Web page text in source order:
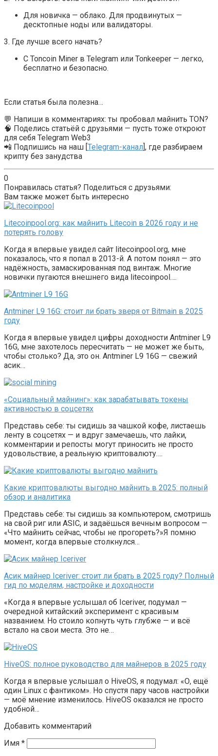
Для новичка — облако. Для продвинутых —
десктопные ноды или валидаторы.
3. Где лучше всего начать?
С Toncoin Miner в Telegram или Tonkeeper — легко,
бесплатно и безопасно.
Если статья была полезна…
💬 Напиши в комментариях: ты пробовал майнить TON?
🧠 Поделись статьёй с друзьями — пусть тоже откроют
для себя Telegram Web3
📲 Подпишись на наш [Telegram-канал], где разбираем
крипту без занудства
0
Понравилась статья? Поделиться с друзьями:
Вам также может быть интересно
Litecoinpool.org: как майнить Litecoin в 2026 году и не
потерять голову
Когда я впервые увидел сайт litecoinpool.org, мне
показалось, что я попал в 2013-й. А потом понял — это
надёжность, замаскированная под винтаж. Многие
новички пугаются внешнего вида litecoinpool….
Antminer L9 16G: стоит ли брать зверя от Bitmain в 2025
году
Когда я впервые увидел цифры доходности Antminer L9
16G, мне захотелось пересчитать — не может же быть,
чтобы столько? Да, это он. Antminer L9 16G — свежий
асик…
«Социальный майнинг»: как зарабатывать токены
активностью в соцсетях
Представь себе: ты сидишь за чашкой кофе, листаешь
ленту в соцсетях — и вдруг замечаешь, что лайки,
комментарии и репосты могут приносить не просто
удовольствие, а реальную криптовалюту….
Какие криптовалюты выгодно майнить в 2025: полный
обзор и аналитика
Представь себе: ты сидишь за компьютером, смотришь
на свой риг или ASIC, и задаёшься вечным вопросом —
«Что майнить сейчас, чтобы не прогореть?»Я помню
момент, когда впервые столкнулся…
Асик майнер Iceriver: стоит ли брать в 2025 году? Полный
гид по моделям, настройке и доходности
«Когда я впервые услышал об Iceriver, подумал —
очередной китайский эксперимент с красивым
названием. Но стоило копнуть чуть глубже — и всё
встало на свои места. Это не…
HiveOS: полное руководство для майнеров в 2025 году
Когда я впервые услышал о HiveOS, я подумал: «О, ещё
один Linux с фантиком». Но спустя пару часов настройки
— моё мнение изменилось. HiveOS оказался не просто
удобной…
Добавить комментарий
Имя *